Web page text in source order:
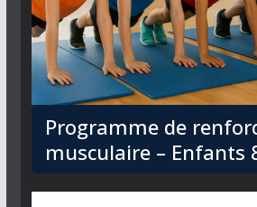
Programme de
musculaire – Enfants